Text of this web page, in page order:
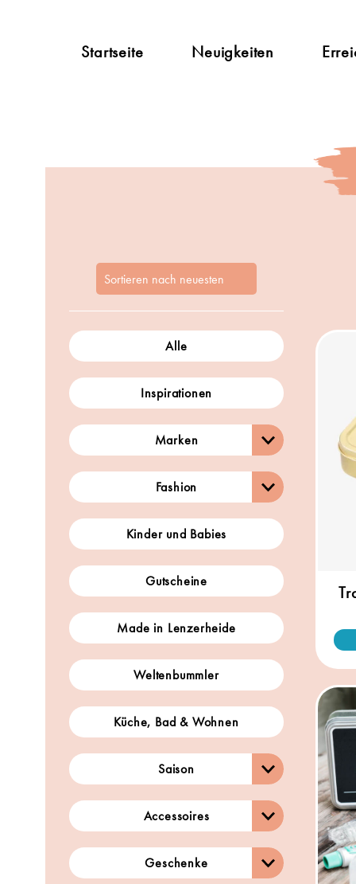
Startseite Neuigkeiten
Alle
Inspirationen
Marken
Fashion
Kinder und Babies
Gutscheine
Made in Lenzerheide
Weltenbummler
Küche, Bad & Wohnen
Saison
Accessoires
Geschenke